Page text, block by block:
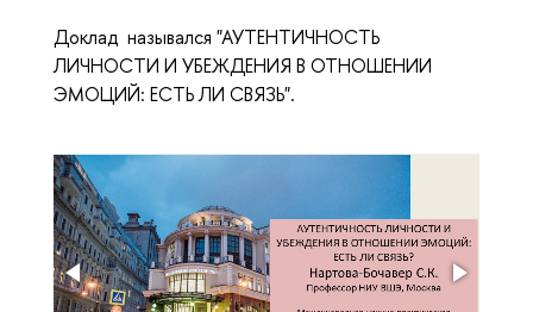
Доклад назывался "АУТЕНТИЧНОСТЬ
ЛИЧНОСТИ И УБЕЖДЕНИЯ В ОТНОШЕНИИ
ЭМОЦИЙ: ЕСТЬ ЛИ СВЯЗЬ".